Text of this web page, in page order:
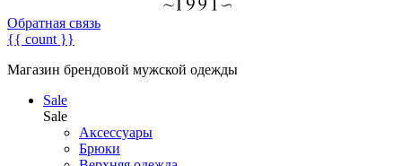
Обратная связь
{{ count }}
Магазин брендовой мужской одежды
Sale
Sale
Аксессуары
Брюки